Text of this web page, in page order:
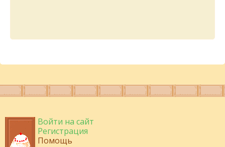
Войти на сайт
Регистрация
Помощь